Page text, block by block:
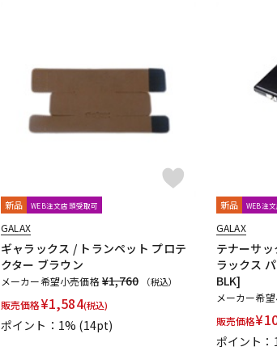
新品 WEB注文店頭受取可
GALAX
ギャラックス / トランペット プロテ
クター ブラウン
メーカー希望小売価格¥1,760 （税込）
販売価格¥1,584(税込)
ポイント：1% (14pt)
新品 WEB注
GALAX
テナーサ
ラックス
BLK]
メーカー希
販売価格¥
ポイント：